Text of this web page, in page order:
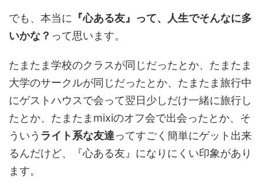
でも、本当に 『心ある友』って、人生でそんなに多
いかな？ って思います。
たまたま学校のクラスが同じだったとか、たまたま
大学のサークルが同じだったとか、たまたま旅行中
にゲストハウスで会って翌日少しだけ一緒に旅行し
たとか、たまたまmixiのオフ会で出会ったとか、そ
ういう ライト系な友達ってすごく簡単にゲット出来
るんだけど、『心ある友』になりにくい印象があり
ます。